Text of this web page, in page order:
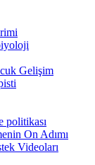
Gelişim
politikası
On Adımı
Videoları